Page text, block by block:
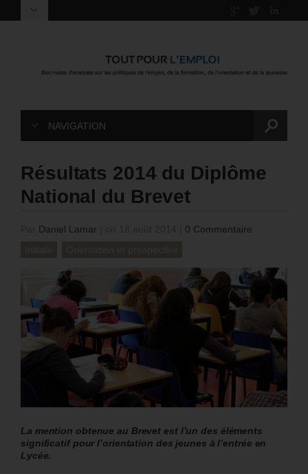
NAVIGATION
Résultats 2014 du Diplôme
National du Brevet
Daniel Lamar
0 Commentaire
La mention obtenue au Brevet est l’un des éléments
significatif pour l’orientation des jeunes à l’entrée en
Lycée.